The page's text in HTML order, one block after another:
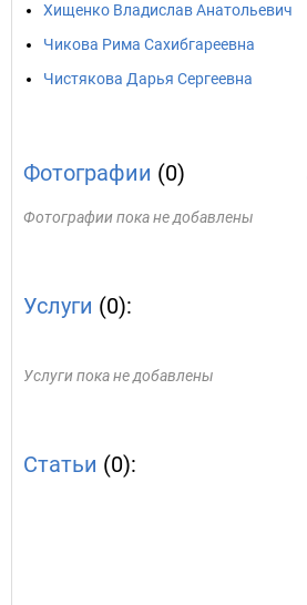
Хищенко Владислав Анатольевич
Чикова Рима Сахибгареевна
Чистякова Дарья Сергеевна
Фотографии (0)
Фотографии пока не добавлены
Услуги (0):
Услуги пока не добавлены
Статьи (0):